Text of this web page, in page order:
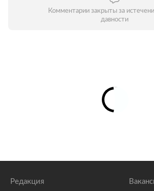
Комментарии закрыты за
давности
Редакция